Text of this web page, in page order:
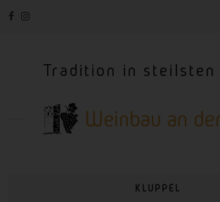
Tradition in steilsten
KLUPPEL